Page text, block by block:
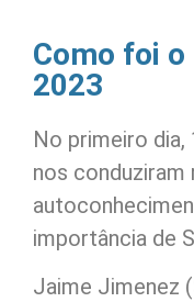
Como foi
2023
No primeiro
nos conduziram
importância de
Jaime Jimenez